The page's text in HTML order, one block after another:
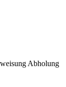
Abholung